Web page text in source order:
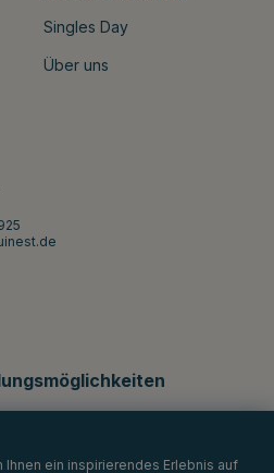
Singles Day
Über uns
ein inspirierendes Erlebnis auf